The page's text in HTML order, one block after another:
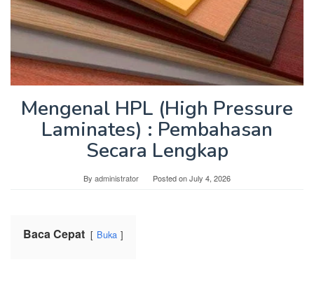
Mengenal HPL (High Pressure
Laminates) : Pembahasan
Secara Lengkap
By administrator Posted onJuly 4, 2026
Baca Cepat Buka